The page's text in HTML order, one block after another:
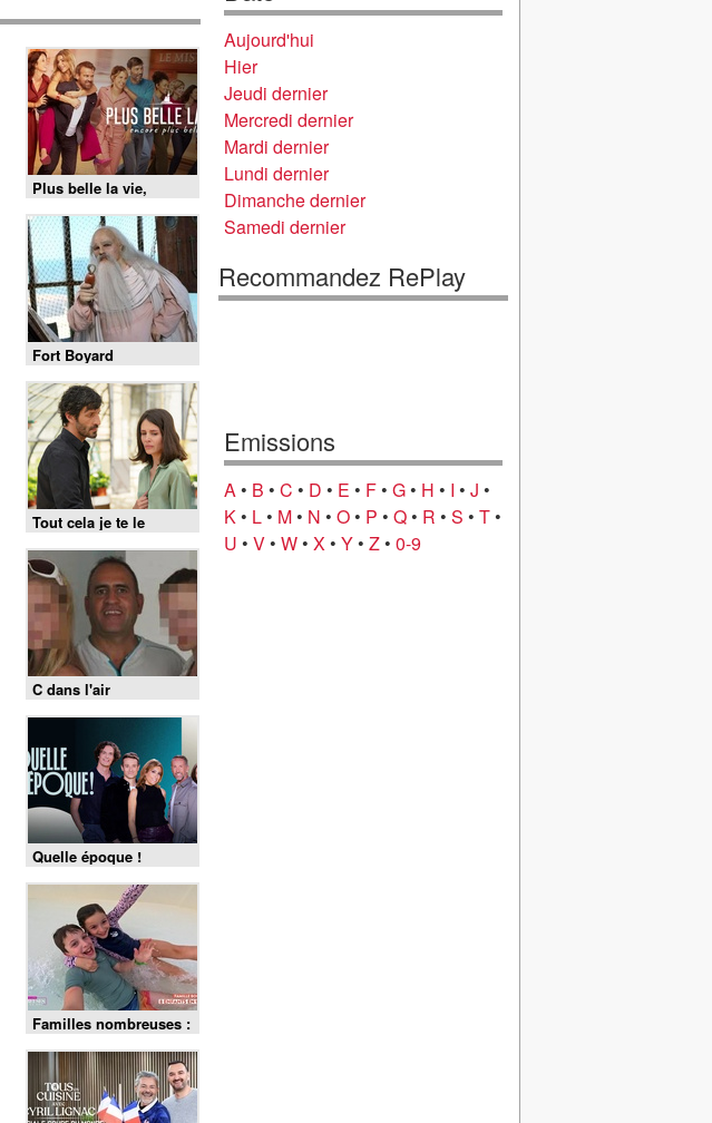
Plus belle la vie,
encore plus belle
Fort Boyard
Tout cela je te le
donnerai
C dans l'air
Quelle époque !
Familles nombreuses :
la vie en XXL
Aujourd'hui
Hier
Jeudi dernier
Mercredi dernier
Mardi dernier
Lundi dernier
Dimanche dernier
Samedi dernier
Recommandez RePlay
Emissions
A • B • C • D • E • F • G • H • I • J •
K • L • M • N • O • P • Q • R • S • T •
U • V • W • X • Y • Z • 0-9